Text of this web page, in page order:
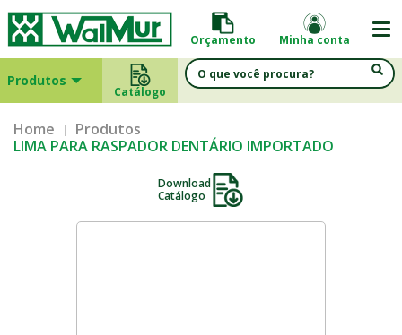
Orçamento Minha conta
Produtos
Catálogo
Home
Produtos
LIMA PARA RASPADOR DENTÁRIO IMPORTADO
Download
Catálogo